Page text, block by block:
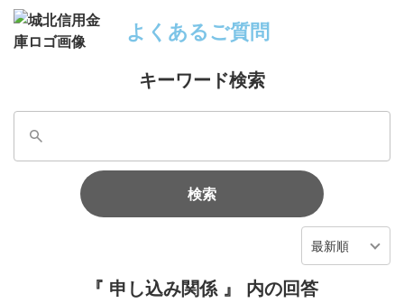
よくあるご質問
キーワード検索
検索
最新順
『 申し込み関係 』 内の回答